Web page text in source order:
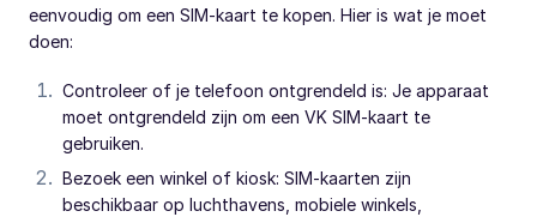
eenvoudig om een SIM-kaart te kopen. Hier is wat je moet
doen:
Controleer of je telefoon ontgrendeld is: Je apparaat
moet ontgrendeld zijn om een VK SIM-kaart te
gebruiken.
Bezoek een winkel of kiosk: SIM-kaarten zijn
beschikbaar op luchthavens, mobiele winkels,